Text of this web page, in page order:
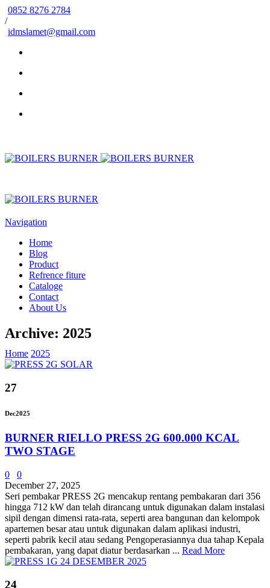
0852 8276 2784
/
idmslamet@gmail.com
Navigation
Home
Blog
Product
Refrence fiture
Cataloge
Contact
About Us
Archive: 2025
Home 2025
27
Dec2025
BURNER RIELLO PRESS 2G 600.000 KCAL
TWO STAGE
0
0
December 27, 2025
Seri pembakar PRESS 2G mencakup rentang pembakaran dari 356
hingga 712 kW dan telah dirancang untuk digunakan dalam instalasi
sipil dengan dimensi rata-rata, seperti area bangunan dan kelompok
apartemen besar atau untuk digunakan dalam aplikasi industri,
seperti pabrik kecil atau sedang Pengoperasiannya dua tahap Kepala
pembakaran, yang dapat diatur berdasarkan ... Read More
24